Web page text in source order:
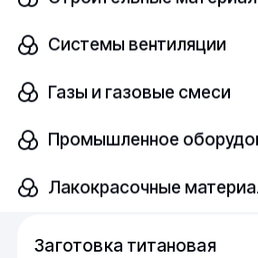
Системы вентиляции
Газы и газовые смеси
Промышленное
Лакокрасочные
10
Узнать
Заготовка титановая